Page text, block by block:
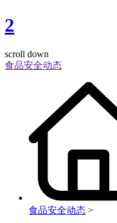
2
scroll down
食品安全动态
食品安全动态 >